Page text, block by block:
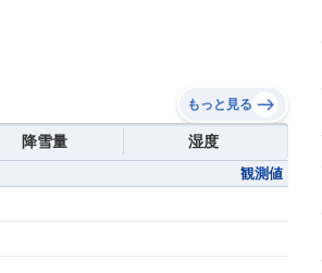
もっと見る
降雪量 湿度
観測値